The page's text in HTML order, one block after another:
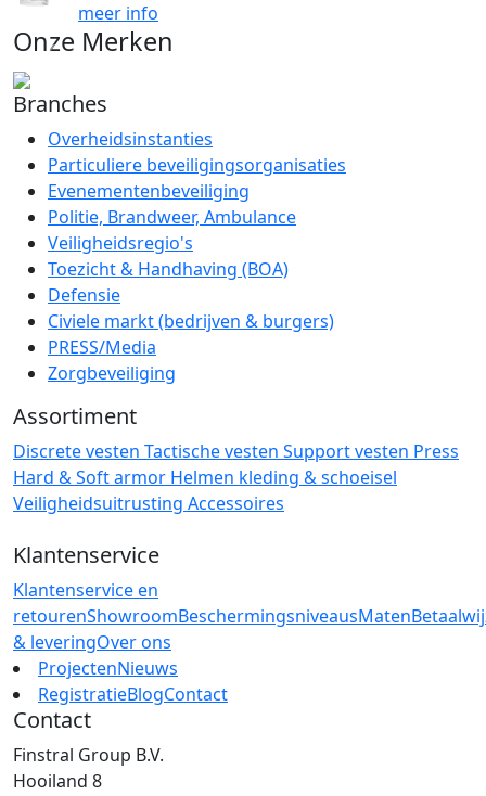
meer info
Onze Merken
Branches
Overheidsinstanties
Particuliere beveiligingsorganisaties
Evenementenbeveiliging
Politie, Brandweer, Ambulance
Veiligheidsregio's
Toezicht & Handhaving (BOA)
Defensie
Civiele markt (bedrijven & burgers)
PRESS/Media
Zorgbeveiliging
Assortiment
Discrete vesten Tactische vesten Support vesten Press
Hard & Soft armor Helmen kleding & schoeisel
Veiligheidsuitrusting Accessoires
Klantenservice
Klantenservice en
retourenShowroomBeschermingsniveausMaten
& leveringOver ons
ProjectenNieuws
RegistratieBlogContact
Contact
Finstral Group B.V.
Hooiland 8